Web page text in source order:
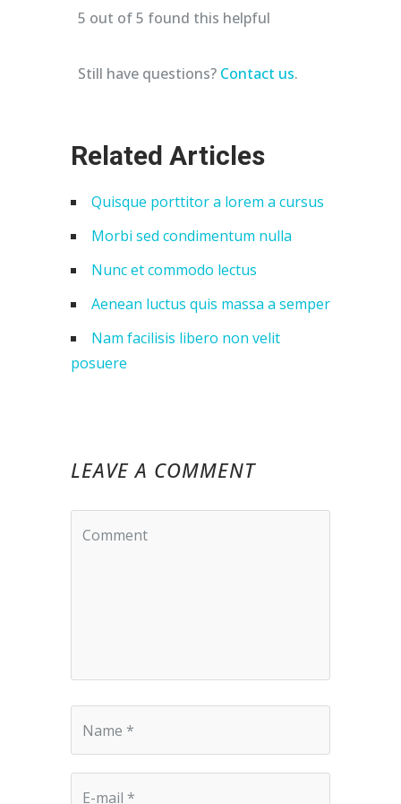
5 out of 5 found this helpful
Still have questions? Contact us.
Related Articles
Quisque porttitor a lorem a cursus
Morbi sed condimentum nulla
Nunc et commodo lectus
Aenean luctus quis massa a semper
Nam facilisis libero non velit
posuere
LEAVE A COMMENT